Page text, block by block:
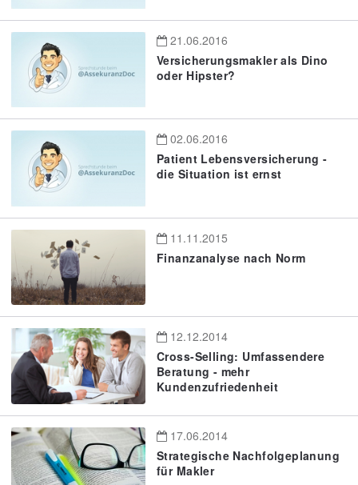
21.06.2016
Versicherungsmakler als Dino
oder Hipster?
02.06.2016
Patient Lebensversicherung -
die Situation ist ernst
11.11.2015
Finanzanalyse nach Norm
12.12.2014
Cross-Selling: Umfassendere
Beratung - mehr
Kundenzufriedenheit
17.06.2014
Strategische Nachfolgeplanung
für Makler